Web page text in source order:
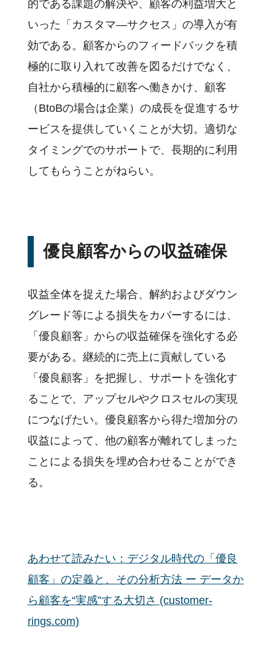
的である課題の解決や、顧客の利益増大と
いった「カスタマ―サクセス」の導入が有
効である。顧客からのフィードバックを積
極的に取り入れて改善を図るだけでなく、
自社から積極的に顧客へ働きかけ、顧客
（BtoBの場合は企業）の成長を促進するサ
ービスを提供していくことが大切。適切な
タイミングでのサポートで、長期的に利用
してもらうことがねらい。
優良顧客からの収益確保
収益全体を捉えた場合、解約およびダウン
グレード等による損失をカバーするには、
「優良顧客」からの収益確保を強化する必
要がある。継続的に売上に貢献している
「優良顧客」を把握し、サポートを強化す
ることで、アップセルやクロスセルの実現
につなげたい。優良顧客から得た増加分の
収益によって、他の顧客が離れてしまった
ことによる損失を埋め合わせることができ
る。
あわせて読みたい：デジタル時代の「優良
顧客」の定義と、その分析方法 ー データか
ら顧客を“実感”する大切さ (customer-
rings.com)